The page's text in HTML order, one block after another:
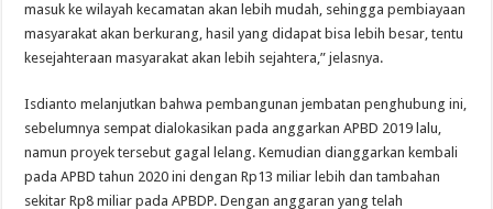
masuk ke wilayah kecamatan akan lebih mudah, sehingga pembiayaan
masyarakat akan berkurang, hasil yang didapat bisa lebih besar, tentu
kesejahteraan masyarakat akan lebih sejahtera,” jelasnya.
Isdianto melanjutkan bahwa pembangunan jembatan penghubung ini,
sebelumnya sempat dialokasikan pada anggarkan APBD 2019 lalu,
namun proyek tersebut gagal lelang. Kemudian dianggarkan kembali
pada APBD tahun 2020 ini dengan Rp13 miliar lebih dan tambahan
sekitar Rp8 miliar pada APBDP. Dengan anggaran yang telah